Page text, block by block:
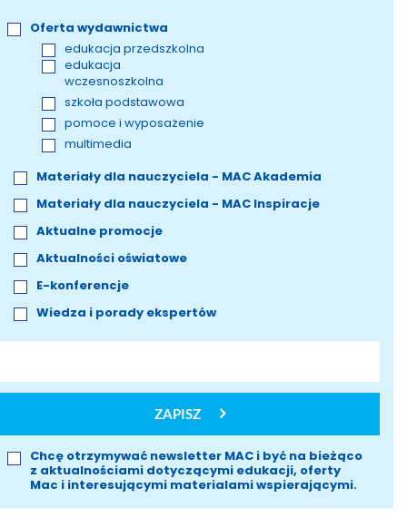
Oferta wydawnictwa
edukacja przedszkolna
edukacja
wczesnoszkolna
szkoła podstawowa
pomoce i wyposażenie
multimedia
Materiały dla nauczyciela - MAC Akademia
Materiały dla nauczyciela - MAC Inspiracje
Aktualne promocje
Aktualności oświatowe
E-konferencje
Wiedza i porady ekspertów
ZAPISZ
Chcę otrzymywać newsletter MAC i być na bieżąco
z aktualnościami dotyczącymi edukacji, oferty
Mac i interesującymi materialami wspierającymi.